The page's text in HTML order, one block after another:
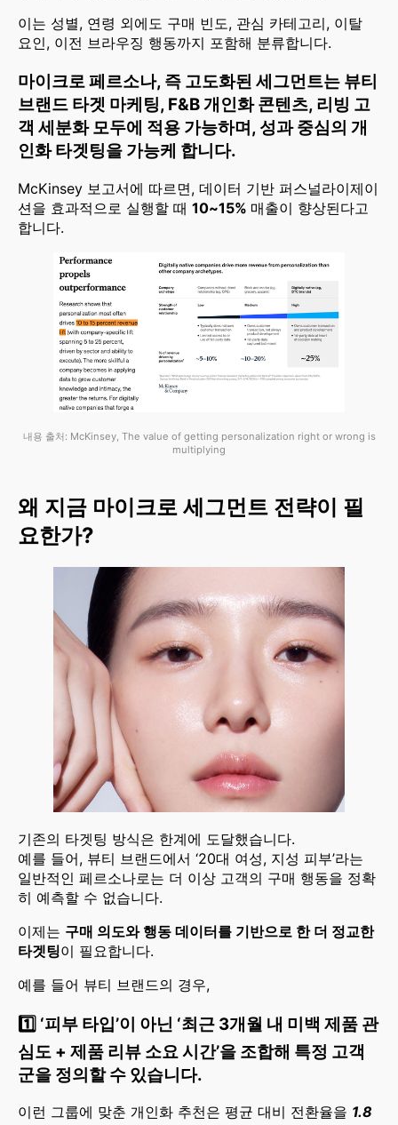
이는 성별, 연령 외에도 구매 빈도, 관심 카테고리, 이탈
요인, 이전 브라우징 행동까지 포함해 분류합니다.
마이크로 페르소나, 즉 고도화된 세그먼트는 뷰티
브랜드 타겟 마케팅, F&B 개인화 콘텐츠, 리빙 고
객 세분화 모두에 적용 가능하며, 성과 중심의 개
인화 타겟팅을 가능케 합니다.
McKinsey 보고서에 따르면, 데이터 기반 퍼스널라이제이
션을 효과적으로 실행할 때 10~15% 매출이 향상된다고
합니다.
내용 출처: McKinsey, The value of getting personalization right or wrong is
multiplying
왜 지금 마이크로 세그먼트 전략이 필
요한가?
기존의 타겟팅 방식은 한계에 도달했습니다.
예를 들어, 뷰티 브랜드에서 ‘20대 여성, 지성 피부’라는
일반적인 페르소나로는 더 이상 고객의 구매 행동을 정확
히 예측할 수 없습니다.
이제는 구매 의도와 행동 데이터를 기반으로 한 더 정교한
타겟팅이 필요합니다.
예를 들어 뷰티 브랜드의 경우,
1️⃣ ‘피부 타입’이 아닌 ‘최근 3개월 내 미백 제품 관
심도 + 제품 리뷰 소요 시간’을 조합해 특정 고객
군을 정의할 수 있습니다.
이런 그룹에 맞춘 개인화 추천은 평균 대비 전환율을 1.8